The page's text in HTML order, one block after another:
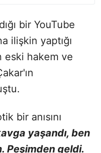
bir YouTube
ilişkin yaptığı
eski hakem ve
bir anısını
yaşandı, ben
Peşimden geldi.